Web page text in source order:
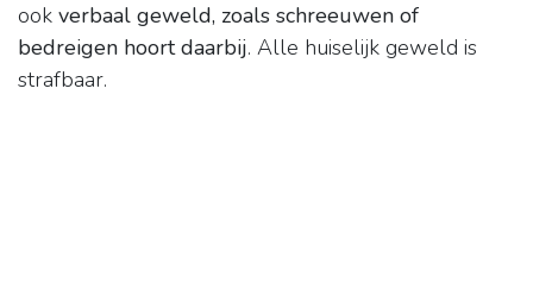
ook verbaal geweld, zoals schreeuwen of
bedreigen hoort daarbij. Alle huiselijk geweld is
strafbaar.